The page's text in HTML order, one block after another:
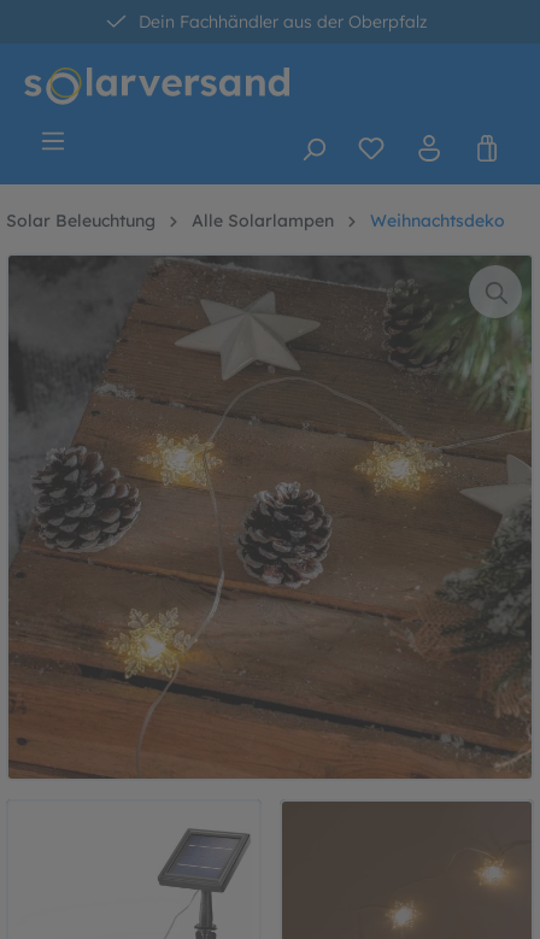
springen
Dein Fachhändler aus der Oberpfalz
30 Tage kostenlose Retoure
Solar Beleuchtung Alle Solarlampen Weihnachtsdeko